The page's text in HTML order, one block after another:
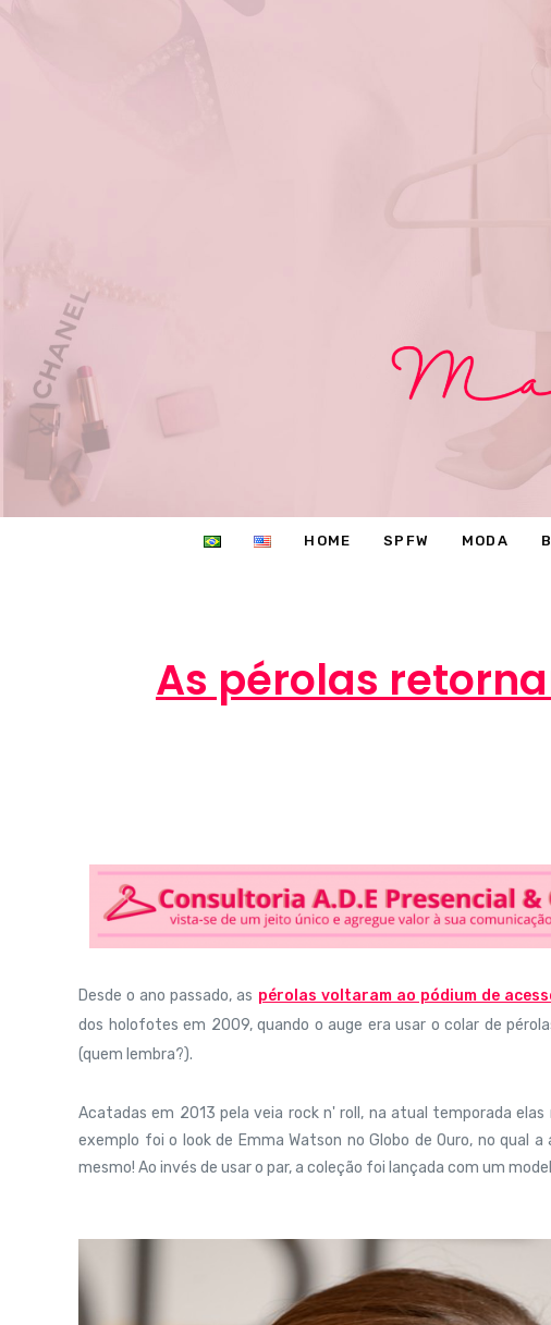
HOME SPFW MODA
As pérolas
Desde o ano passado, as pérolas voltaram ao pódium de
dos holofotes em 2009, quando o auge era usar o colar de
(quem lembra?).
Acatadas em 2013 pela veia rock n' roll, na atual temporada
exemplo foi o look de Emma Watson no Globo de Ouro, no qual
mesmo! Ao invés de usar o par, a coleção foi lançada com um